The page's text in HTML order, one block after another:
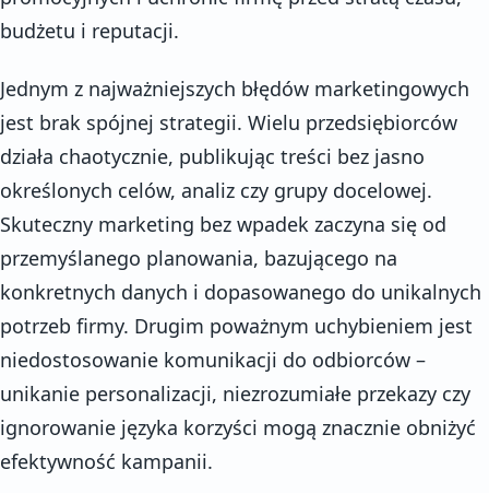
budżetu i reputacji.
Jednym z najważniejszych błędów marketingowych
jest brak spójnej strategii. Wielu przedsiębiorców
działa chaotycznie, publikując treści bez jasno
określonych celów, analiz czy grupy docelowej.
Skuteczny marketing bez wpadek zaczyna się od
przemyślanego planowania, bazującego na
konkretnych danych i dopasowanego do unikalnych
potrzeb firmy. Drugim poważnym uchybieniem jest
niedostosowanie komunikacji do odbiorców –
unikanie personalizacji, niezrozumiałe przekazy czy
ignorowanie języka korzyści mogą znacznie obniżyć
efektywność kampanii.